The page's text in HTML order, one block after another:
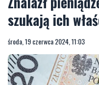
środa, 19 czerwca 2024, 11:03